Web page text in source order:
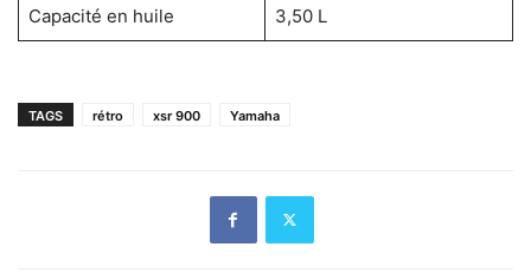
Capacité en huile 3,50 L
TAGS rétro xsr 900 Yamaha